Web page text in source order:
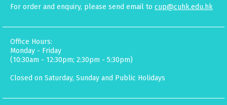
For order and enquiry, please send email to cup@cuhk.edu.hk
Office Hours:
Monday - Friday
(10:30am - 12:30pm; 2:30pm - 5:30pm)
Closed on Saturday, Sunday and Public Holidays